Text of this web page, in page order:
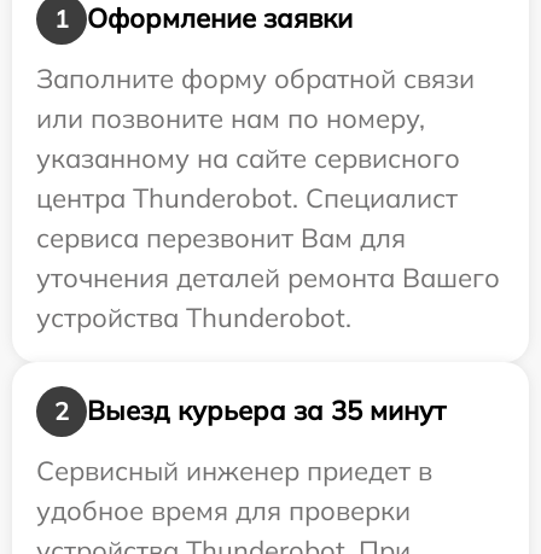
1
Оформление заявки
Заполните форму обратной связи
или позвоните нам по номеру,
указанному на сайте сервисного
центра Thunderobot. Специалист
сервиса перезвонит Вам для
уточнения деталей ремонта Вашего
устройства Thunderobot.
2
Выезд курьера за 35 минут
Сервисный инженер приедет в
удобное время для проверки